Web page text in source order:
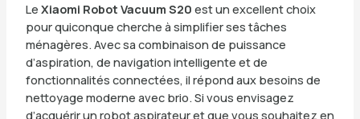
Le Xiaomi Robot Vacuum S20 est un excellent choix
pour quiconque cherche à simplifier ses tâches
ménagères. Avec sa combinaison de puissance
d’aspiration, de navigation intelligente et de
fonctionnalités connectées, il répond aux besoins de
nettoyage moderne avec brio. Si vous envisagez
d’acquérir un robot aspirateur et que vous souhaitez en